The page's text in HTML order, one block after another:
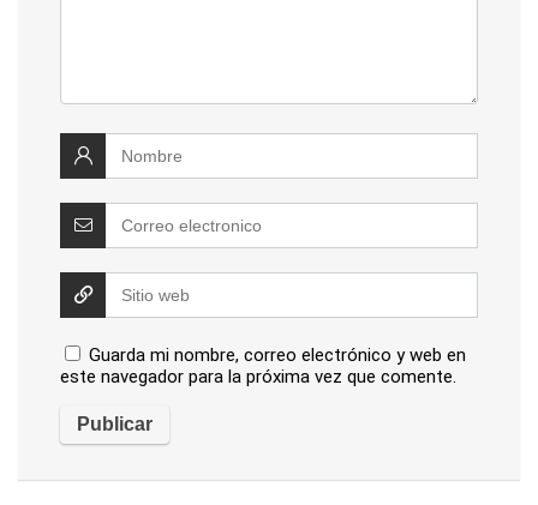
Guarda mi nombre, correo electrónico y web en
este navegador para la próxima vez que comente.